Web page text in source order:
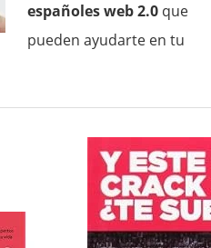
españoles web 2.0 que
pueden ayudarte en tu